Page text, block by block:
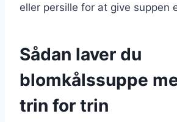
eller persille for at give suppen
Sådan laver du
blomkålssuppe
trin for trin